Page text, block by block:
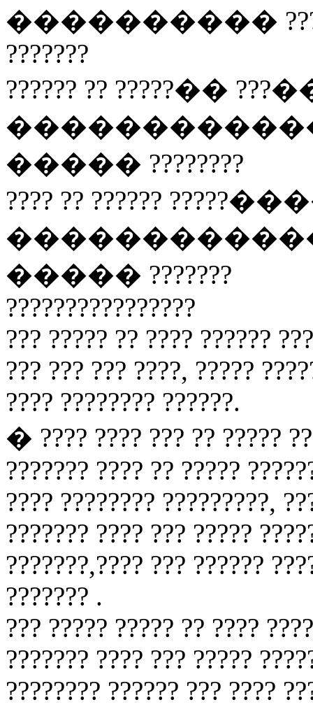
����������
???????
?????? ?? ?????��
������������
����� ????????
???? ?? ??????
������������� ?
����� ???????
????????????????
??? ????? ?? ???? ??????
??? ??? ??? ????, ?????
???? ???????? ??????.
� ???? ???? ??? ?? ?????
??????? ???? ?? ?????
???? ???????? ?????????,
??????? ???? ??? ?????
???????,???? ??? ??????
??????? .
??? ????? ????? ?? ????
??????? ???? ??? ?????
???????? ?????? ??? ????